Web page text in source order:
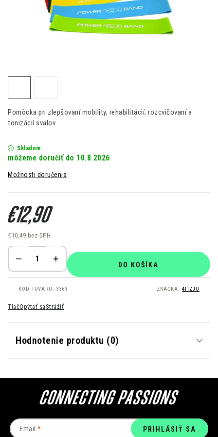
Moja objednávka Hodnotenie obchodu
Pomôcka pri zlepšovaní mobility, rehabilitácií, rozcvičovaní a
tonizácií svalov
Skladom
10.8.2026
Možnosti doručenia
€12,90
€10,49 bez DPH
Jednotková cena:
DO KOŠÍKA
KÓD TOVARU: 3363 ZNAČKA: 4FIZJO
TlačOpýtať sa Strážiť
Hodnotenie produktu (0)
Email PRIHLÁSIŤ SA